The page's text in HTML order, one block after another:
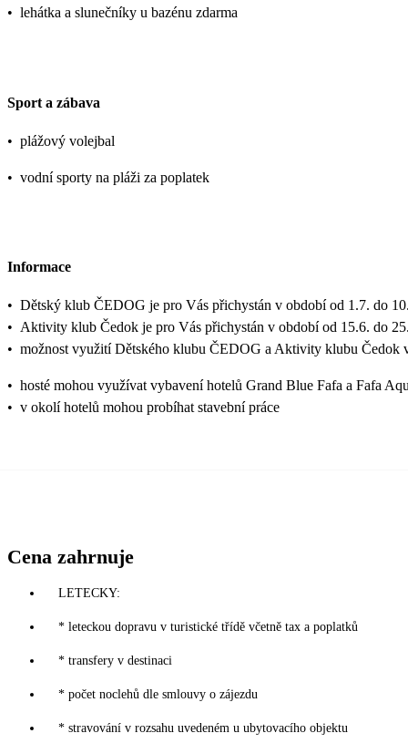
• lehátka a slunečníky u bazénu zdarma
Sport a zábava
• plážový volejbal
• vodní sporty na pláži za poplatek
Informace
• Dětský klub ČEDOG je pro Vás přichystán v období od 1.7. do
• Aktivity klub Čedok je pro Vás přichystán v období od 15.6. do
• možnost využití Dětského klubu ČEDOG a Aktivity klubu Čedok
• hosté mohou využívat vybavení hotelů Grand Blue Fafa a Fafa
• v okolí hotelů mohou probíhat stavební práce
Cena zahrnuje
LETECKY:
* leteckou dopravu v turistické třídě včetně tax a poplatků
* transfery v destinaci
* počet noclehů dle smlouvy o zájezdu
* stravování v rozsahu uvedeném u ubytovacího objektu